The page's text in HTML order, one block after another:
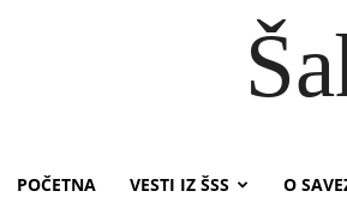
POČETNA VESTI IZ ŠSS O